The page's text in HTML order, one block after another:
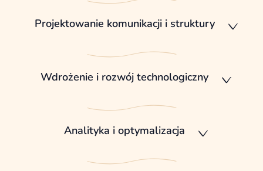
Projektowanie komunikacji i struktury
Wdrożenie i rozwój technologiczny
Analityka i optymalizacja